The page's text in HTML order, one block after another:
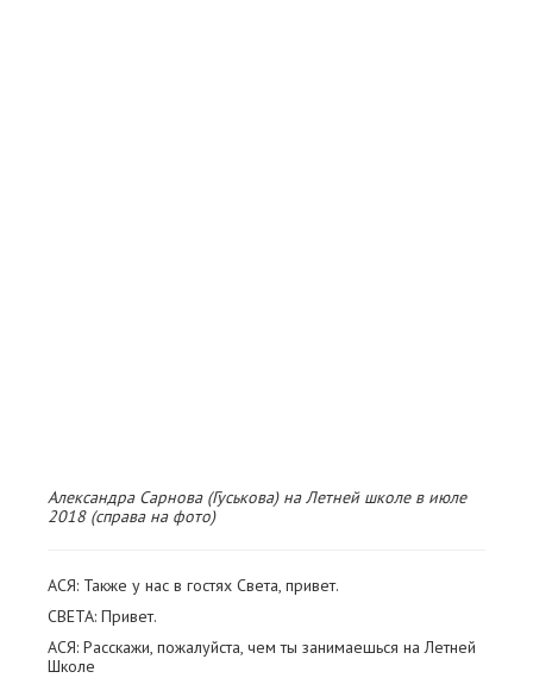
Александра Сарнова (Гуськова) на Летней школе в июле
2018 (справа на фото)
АСЯ: Также у нас в гостях Света, привет.
СВЕТА: Привет.
АСЯ: Расскажи, пожалуйста, чем ты занимаешься на Летней
Школе